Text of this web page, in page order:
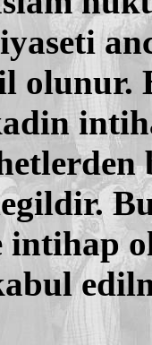
olunur.
intihap